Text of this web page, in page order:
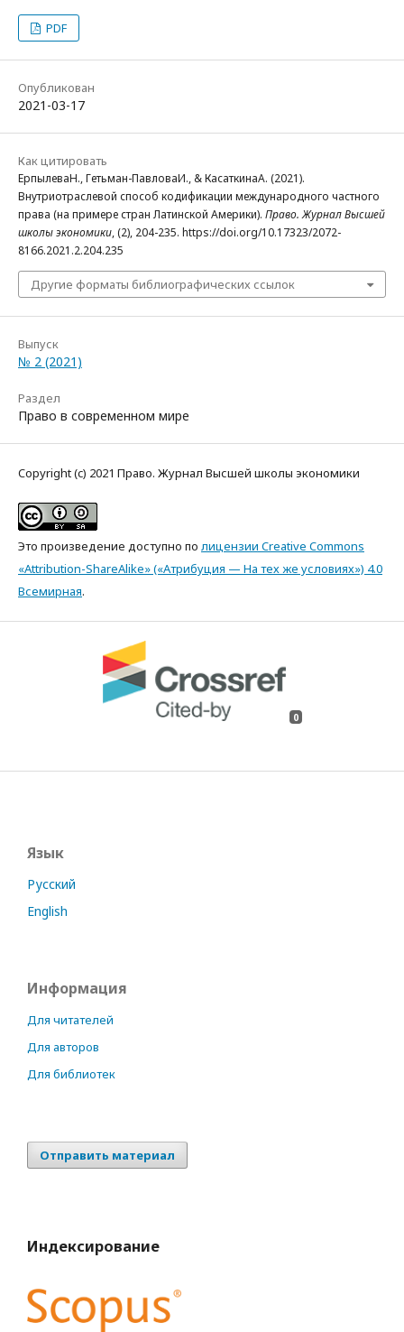
PDF
Опубликован
2021-03-17
Как цитировать
ЕрпылеваН., Гетьман-ПавловаИ., & КасаткинаА. (2021).
Внутриотраслевой способ кодификации международного частного
права (на примере стран Латинской Америки). Право. Журнал Высшей
школы экономики, (2), 204-235. https://doi.org/10.17323/2072-
8166.2021.2.204.235
Другие форматы библиографических ссылок
Выпуск
№ 2 (2021)
Раздел
Право в современном мире
Copyright (c) 2021 Право. Журнал Высшей школы экономики
Это произведение доступно по лицензии Creative Commons
«Attribution-ShareAlike» («Атрибуция — На тех же условиях») 4.0
Всемирная.
0
Язык
Русский
English
Информация
Для читателей
Для авторов
Для библиотек
Отправить материал
Индексирование